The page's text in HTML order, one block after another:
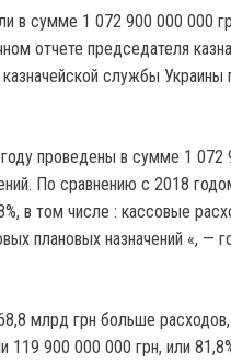
в сумме 1 072 900 000 000
отчете председателя
службы Украины
проведены в сумме 1 072
По сравнению с 2018
в том числе : кассовые
плановых назначений «, —
млрд грн больше
119 900 000 000 грн, или